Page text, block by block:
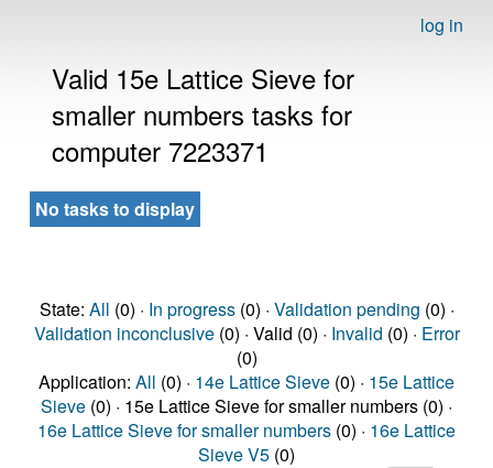
log in
Valid 15e Lattice Sieve for
smaller numbers tasks for
computer 7223371
No tasks to display
State: All (0) · In progress(0) · Validation pending (0) ·
Validation inconclusive(0) · Valid (0) · Invalid (0) · Error
(0)
Application: All (0) · 14e Lattice Sieve (0) · 15e Lattice
Sieve (0) · 15e Lattice Sieve for smaller numbers (0) ·
16e Lattice Sieve for smaller numbers (0) · 16e Lattice
Sieve V5 (0)